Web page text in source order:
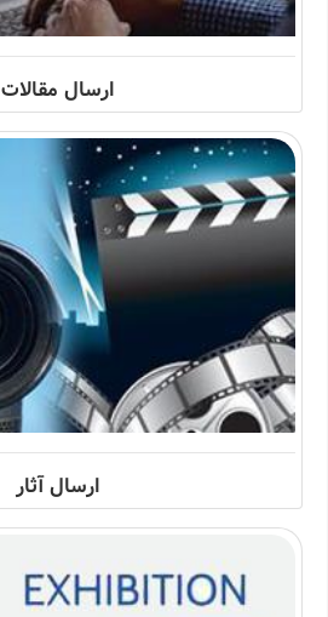
ارسال مقالات
ارسال آثار